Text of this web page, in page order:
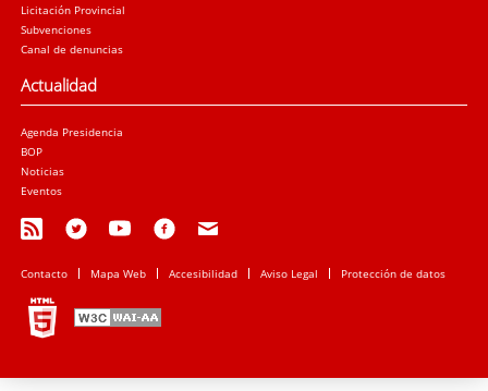
Licitación Provincial
Subvenciones
Canal de denuncias
Actualidad
Agenda Presidencia
BOP
Noticias
Eventos
Contacto Mapa Web Accesibilidad Aviso Legal Protección de datos